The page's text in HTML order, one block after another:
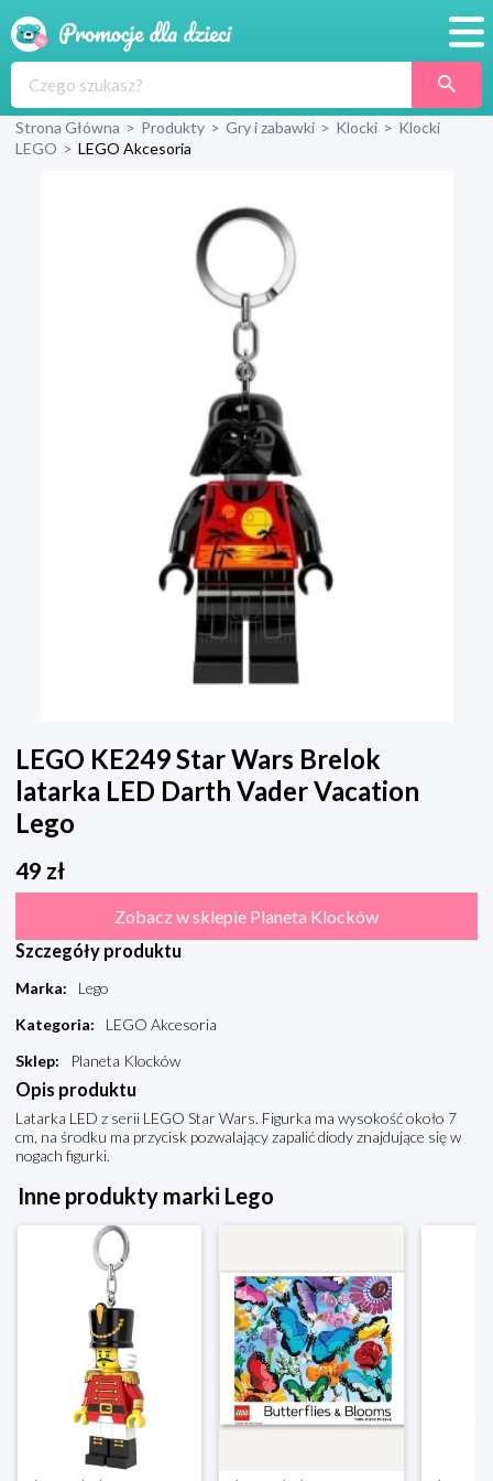
Produkty
Wyprawka
Strona Główna > Produkty > Gry i zabawki > Klocki > Klocki
LEGO > LEGO Akcesoria
LEGO KE249 Star Wars Brelok
latarka LED Darth Vader Vacation
Lego
49 zł
Zobacz w sklepie Planeta Klocków
Szczegóły produktu
Marka:
Lego
Kategoria:
LEGO Akcesoria
Sklep: Planeta Klocków
Opis produktu
Latarka LED z serii LEGO Star Wars. Figurka ma wysokość około 7
cm, na środku ma przycisk pozwalający zapalić diody znajdujące się w
nogach figurki.
Inne produkty marki Lego